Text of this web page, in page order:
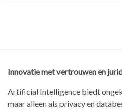
Innovatie met vertrouwen en
Artificial Intelligence biedt
maar alleen als privacy en